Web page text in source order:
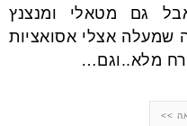
גם מטאלי ומנצנץ
שמעלה אצלי אסואציות
מלא..וגם…
>>